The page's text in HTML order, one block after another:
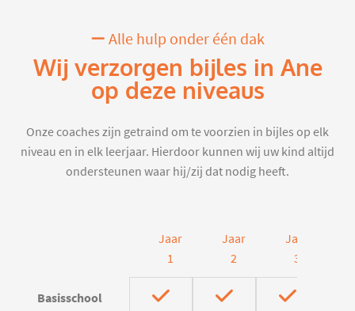
Alle hulp onder één dak
Wij verzorgen bijles in Ane
op deze niveaus
Onze coaches zijn getraind om te voorzien in bijles op elk
niveau en in elk leerjaar. Hierdoor kunnen wij uw kind altijd
ondersteunen waar hij/zij dat nodig heeft.
Jaar
1
Jaar
2
Jaar
3
Basisschool